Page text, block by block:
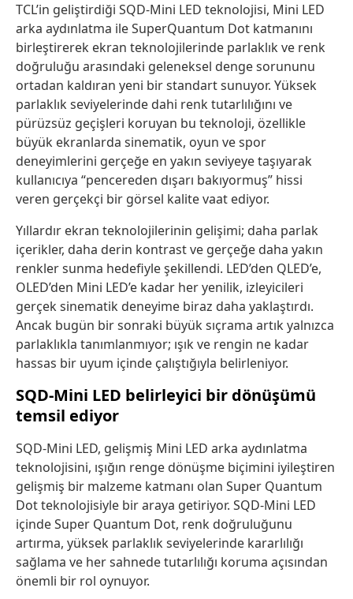
TCL’in geliştirdiği SQD-Mini LED teknolojisi, Mini LED
arka aydınlatma ileSuperQuantum Dot katmanını
birleştirerek ekran teknolojilerinde parlaklık ve renk
doğruluğu arasındaki geleneksel denge sorununu
ortadan kaldıran yeni bir standart sunuyor. Yüksek
parlaklık seviyelerinde dahi renk tutarlılığını ve
pürüzsüz geçişleri koruyan bu teknoloji, özellikle
büyük ekranlarda sinematik, oyun ve spor
deneyimlerini gerçeğe en yakın seviyeye taşıyarak
kullanıcıya “pencereden dışarı bakıyormuş” hissi
veren gerçekçi bir görsel kalite vaat ediyor.
Yıllardır ekran teknolojilerinin gelişimi; daha parlak
içerikler, daha derin kontrast ve gerçeğe daha yakın
renkler sunma hedefiyle şekillendi. LED’den QLED’e,
OLED’den Mini LED’e kadar her yenilik, izleyicileri
gerçek sinematik deneyime biraz daha yaklaştırdı.
Ancak bugün bir sonraki büyük sıçrama artık yalnızca
parlaklıkla tanımlanmıyor; ışık ve rengin ne kadar
hassas bir uyum içinde çalıştığıyla belirleniyor.
SQD-Mini LED belirleyici bir dönüşümü
temsil ediyor
SQD-Mini LED, gelişmiş Mini LED arka aydınlatma
teknolojisini, ışığın renge dönüşme biçimini iyileştiren
gelişmiş bir malzeme katmanı olan Super Quantum
Dotteknolojisiyle bir araya getiriyor. SQD-Mini LED
içindeSuper Quantum Dot, renk doğruluğunu
artırma, yüksek parlaklık seviyelerinde kararlılığı
sağlama ve her sahnede tutarlılığı koruma açısından
önemli bir rol oynuyor.